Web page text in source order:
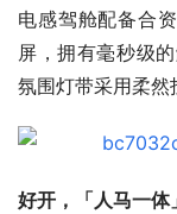
电感驾舱配备合
屏，拥有毫秒级
氛围灯带采用柔然
好开，「人马一体